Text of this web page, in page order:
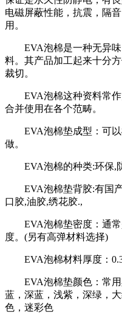
电磁屏蔽性能，抗震，隔音
用。
EVA泡棉是一种无异味
料。其产品加工起来十分
裁切。
EVA泡棉这种资料常作为
合并使用在各个范畴。
EVA泡棉垫成型：可以根
做。
EVA泡棉的种类:环保,
EVA泡棉垫背胶:有国产
口胶,油胶,绣花胶.,
EVA泡棉垫密度：通常是38度
度。(另有高弹材料选择)
EVA泡棉材料厚度：
EVA泡棉垫颜色：常用黑白
蓝，深蓝，浅紫，深绿
色，迷彩色